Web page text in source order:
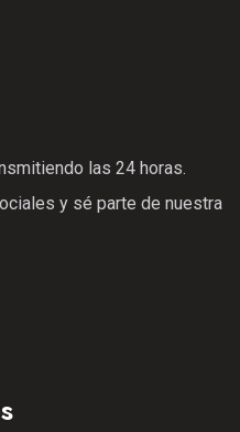
las 24 horas.
y sé parte de nuestra